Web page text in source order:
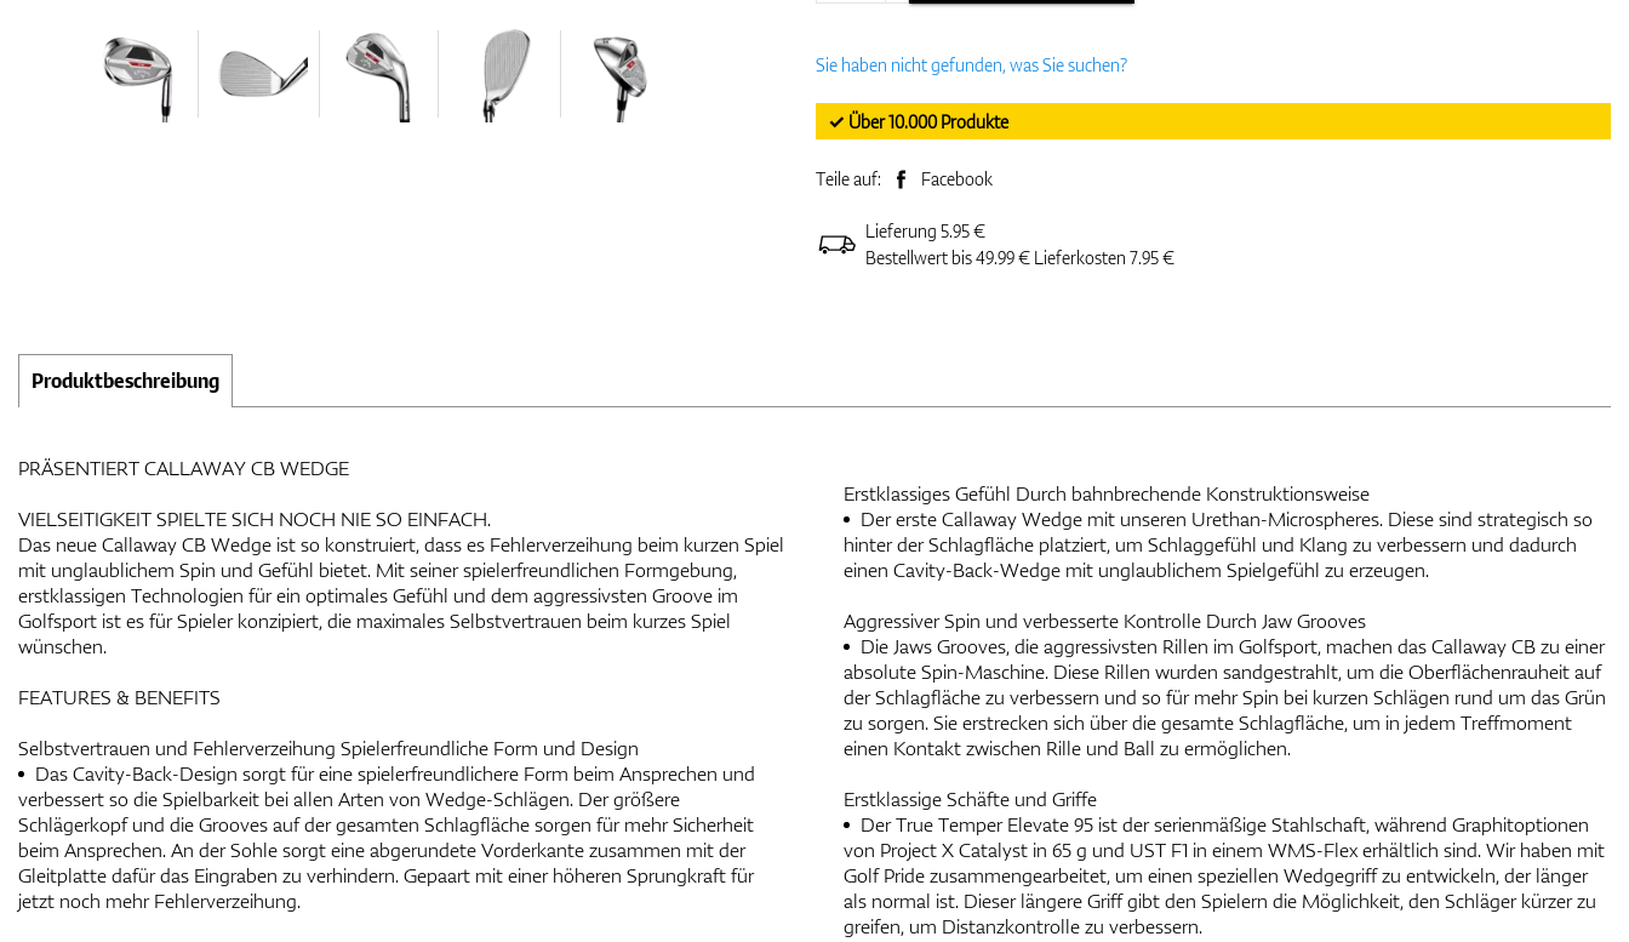
Sie haben nicht gefunden, was Sie suchen?
✓ Über 10.000 Produkte
Teile auf: Facebook
Lieferung 5.95 €
Bestellwert bis 49.99 € Lieferkosten 7.95 €
Produktbeschreibung
PRÄSENTIERT CALLAWAY CB WEDGE
VIELSEITIGKEIT SPIELTE SICH NOCH NIE SO EINFACH.
Das neue Callaway CB Wedge ist so konstruiert, dass es Fehlerverzeihung beim kurzen Spiel
mit unglaublichem Spin und Gefühl bietet. Mit seiner spielerfreundlichen Formgebung,
erstklassigen Technologien für ein optimales Gefühl und dem aggressivsten Groove im
Golfsport ist es für Spieler konzipiert, die maximales Selbstvertrauen beim kurzes Spiel
wünschen.
FEATURES & BENEFITS
Selbstvertrauen und Fehlerverzeihung Spielerfreundliche Form und Design
Das Cavity-Back-Design sorgt für eine spielerfreundlichere Form beim Ansprechen und
verbessert so die Spielbarkeit bei allen Arten von Wedge-Schlägen. Der größere
Schlägerkopf und die Grooves auf der gesamten Schlagfläche sorgen für mehr Sicherheit
beim Ansprechen. An der Sohle sorgt eine abgerundete Vorderkante zusammen mit der
Gleitplatte dafür das Eingraben zu verhindern. Gepaart mit einer höheren Sprungkraft für
jetzt noch mehr Fehlerverzeihung.
Erstklassiges Gefühl Durch bahnbrechende Konstruktionsweise
Der erste Callaway Wedge mit unseren Urethan-Microspheres. Diese sind strategisch so
hinter der Schlagfläche platziert, um Schlaggefühl und Klang zu verbessern und dadurch
einen Cavity-Back-Wedge mit unglaublichem Spielgefühl zu erzeugen.
Aggressiver Spin und verbesserte Kontrolle Durch Jaw Grooves
Die Jaws Grooves, die aggressivsten Rillen im Golfsport, machen das Callaway CB zu einer
absolute Spin-Maschine. Diese Rillen wurden sandgestrahlt, um die Oberflächenrauheit auf
der Schlagfläche zu verbessern und so für mehr Spin bei kurzen Schlägen rund um das Grün
zu sorgen. Sie erstrecken sich über die gesamte Schlagfläche, um in jedem Treffmoment
einen Kontakt zwischen Rille und Ball zu ermöglichen.
Erstklassige Schäfte und Griffe
Der True Temper Elevate 95 ist der serienmäßige Stahlschaft, während Graphitoptionen
von Project X Catalyst in 65 g und UST F1 in einem WMS-Flex erhältlich sind. Wir haben mit
Golf Pride zusammengearbeitet, um einen speziellen Wedgegriff zu entwickeln, der länger
als normal ist. Dieser längere Griff gibt den Spielern die Möglichkeit, den Schläger kürzer zu
greifen, um Distanzkontrolle zu verbessern.